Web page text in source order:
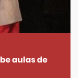
aulas de